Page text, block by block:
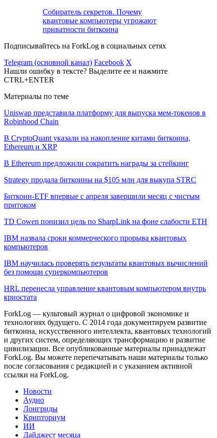
Собиратель секретов. Почему
квантовые компьютеры угрожают
приватности биткоина
Подписывайтесь на ForkLog в социальных сетях
Telegram (основной канал) Facebook X
Нашли ошибку в тексте? Выделите ее и нажмите
CTRL+ENTER
Материалы по теме
Uniswap представила платформу для выпуска мем-токенов в
Robinhood Chain
В CryptoQuant указали на накопление китами биткоина,
Ethereum и XRP
В Ethereum предложили сократить награды за стейкинг
Strategy продала биткоины на $105 млн для выкупа STRC
Биткоин-ETF впервые с апреля завершили месяц с чистым
притоком
TD Cowen понизил цель по SharpLink на фоне слабости ETH
IBM назвала сроки коммерческого прорыва квантовых
компьютеров
IBM научилась проверять результаты квантовых вычислений
без помощи суперкомпьютеров
HRL перенесла управление квантовым компьютером внутрь
криостата
ForkLog — культовый журнал о цифровой экономике и
технологиях будущего. С 2014 года документируем развитие
биткоина, искусственного интеллекта, квантовых технологий
и других систем, определяющих трансформацию и развитие
цивилизации. Все опубликованные материалы принадлежат
ForkLog. Вы можете перепечатывать наши материалы только
после согласования с редакцией и с указанием активной
ссылки на ForkLog.
Новости
Аудио
Лонгриды
Крипториум
ИИ
Дайджест месяца